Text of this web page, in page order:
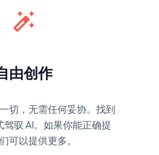
auto_fix_high
由创作
切，无需任何妥协。找到
驾驭 AI。如果你能正确提
可以提供更多。